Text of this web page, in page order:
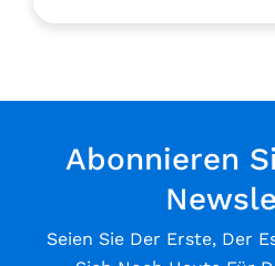
Abonnieren
Seien Sie Der Erste, Der